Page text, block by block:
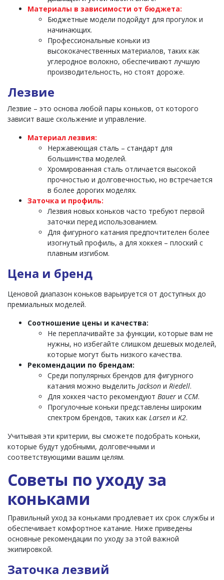
Материалы в зависимости от бюджета:
Бюджетные модели подойдут для прогулок и
начинающих.
Профессиональные коньки из
высококачественных материалов, таких как
углеродное волокно, обеспечивают лучшую
производительность, но стоят дороже.
Лезвие
Лезвие – это основа любой пары коньков, от которого
зависит ваше скольжение и управление.
Материал лезвия:
Нержавеющая сталь – стандарт для
большинства моделей.
Хромированная сталь отличается высокой
прочностью и долговечностью, но встречается
в более дорогих моделях.
Заточка и профиль:
Лезвия новых коньков часто требуют первой
заточки перед использованием.
Для фигурного катания предпочтителен более
изогнутый профиль, а для хоккея – плоский с
плавным изгибом.
Цена и бренд
Ценовой диапазон коньков варьируется от доступных до
премиальных моделей.
Соотношение цены и качества:
Не переплачивайте за функции, которые вам не
нужны, но избегайте слишком дешевых моделей,
которые могут быть низкого качества.
Рекомендации по брендам:
Среди популярных брендов для фигурного
катания можно выделить Jackson и Riedell.
Для хоккея часто рекомендуют Bauer и CCM.
Прогулочные коньки представлены широким
спектром брендов, таких как Larsen и K2.
Учитывая эти критерии, вы сможете подобрать коньки,
которые будут удобными, долговечными и
соответствующими вашим целям.
Советы по уходу за
коньками
Правильный уход за коньками продлевает их срок службы и
обеспечивает комфортное катание. Ниже приведены
основные рекомендации по уходу за этой важной
экипировкой.
Заточка лезвий